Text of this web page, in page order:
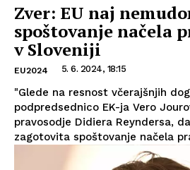
Zver: EU naj
spoštovanje načela
v Sloveniji
EU2024 5. 6. 2024, 18:15
"Glede na resnost včerajšnjih
podpredsednico EK-ja Vero
pravosodje Didiera Reyndersa,
zagotovita spoštovanje načela